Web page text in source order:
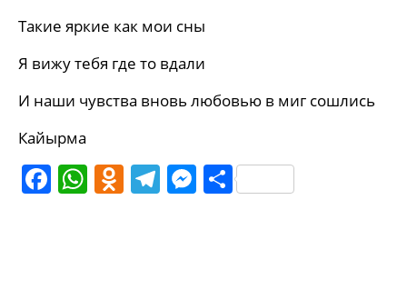
Такие яркие как мои сны
Я вижу тебя где то вдали
И наши чувства вновь любовью в миг сошлись
Кайырма
Facebook
WhatsApp
Odnoklassniki
Telegram
Messenger
Share